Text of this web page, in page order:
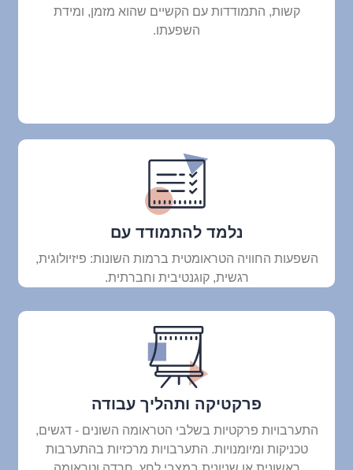
קשות, התמודדות עם הקשיים שהוא מזמן, ומידת
השפעתו.
נלמד להתמודד עם
השפעות החוויה הטראומטית ברמות השונות: פיזיולוגית,
רגשית, קוגנטיבית וחברתית.
פרקטיקה ותהליך עבודה
התערבויות פרקטיות בשלבי הטראומה השונים - דגשים,
טכניקות ומיומנויות. התערבויות מרכזיות בהתערבות